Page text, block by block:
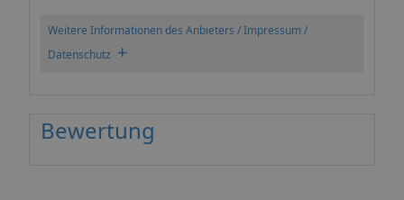
Weitere Informationen des Anbieters / Impressum /
Datenschutz +
Bewertung